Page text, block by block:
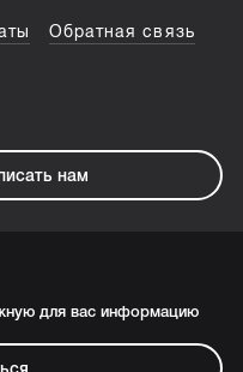
Обратная связь
нам
для вас информацию